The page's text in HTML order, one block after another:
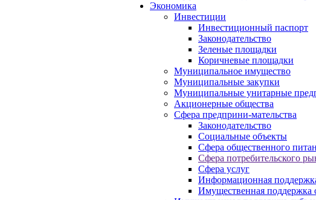
Экономика
Инвестиции
Инвестиционный паспорт
Законодательство
Зеленые площадки
Коричневые площадки
Муниципальное имущество
Муниципальные закупки
Муниципальные унитарные
Акционерные общества
Сфера предприни-мательства
Законодательство
Социальные объекты
Сфера общественного
Сфера потребительского
Сфера услуг
Информационная
Имущественная поддержка